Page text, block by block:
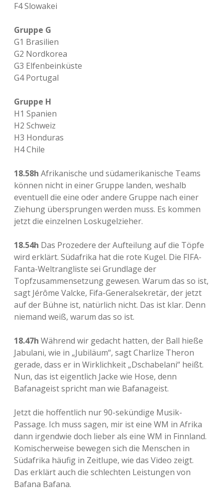
F4 Slowakei
Gruppe G
G1 Brasilien
G2 Nordkorea
G3 Elfenbeinküste
G4 Portugal
Gruppe H
H1 Spanien
H2 Schweiz
H3 Honduras
H4 Chile
18.58h Afrikanische und südamerikanische Teams
können nicht in einer Gruppe landen, weshalb
eventuell die eine oder andere Gruppe nach einer
Ziehung übersprungen werden muss. Es kommen
jetzt die einzelnen Loskugelzieher.
18.54h Das Prozedere der Aufteilung auf die Töpfe
wird erklärt. Südafrika hat die rote Kugel. Die FIFA-
Fanta-Weltrangliste sei Grundlage der
Topfzusammensetzung gewesen. Warum das so ist,
sagt Jérôme Valcke, Fifa-Generalsekretär, der jetzt
auf der Bühne ist, natürlich nicht. Das ist klar. Denn
niemand weiß, warum das so ist.
18.47h Während wir gedacht hatten, der Ball hieße
Jabulani, wie in „Jubiläum“, sagt Charlize Theron
gerade, dass er in Wirklichkeit „Dschabelani“ heißt.
Nun, das ist eigentlich Jacke wie Hose, denn
Bafanageist spricht man wie Bafanageist.
Jetzt die hoffentlich nur 90-sekündige Musik-
Passage. Ich muss sagen, mir ist eine WM in Afrika
dann irgendwie doch lieber als eine WM in Finnland.
Komischerweise bewegen sich die Menschen in
Südafrika häufig in Zeitlupe, wie das Video zeigt.
Das erklärt auch die schlechten Leistungen von
Bafana Bafana.